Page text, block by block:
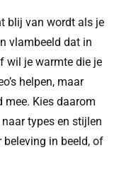
blij van wordt als je
vlambeeld dat in
wil je warmte die je
helpen, maar
Kies daarom
types en stijlen
beleving in beeld, of